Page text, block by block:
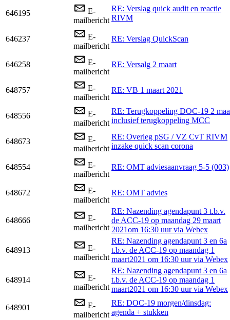
646195
E-
mailbericht
RE: Verslag quick audit en reactie
RIVM
646237
E-
mailbericht
RE: Verslag QuickScan
646258
E-
mailbericht
RE: Versalg 2 maart
648757
E-
mailbericht
RE: VB 1 maart 2021
648556
E-
mailbericht
RE: Terugkoppeling DOC-19 2
inclusief terugkoppeling MCC
648673
E-
mailbericht
RE: Overleg pSG / VZ CvT RIVM
inzake quick scan corona
648554
E-
mailbericht
RE: OMT adviesaanvraag 5-5 (003)
648672
E-
mailbericht
RE: OMT advies
648666
E-
mailbericht
RE: Nazending agendapunt 3 t.b.v.
de ACC-19 op maandag 29 maart
2021om 16:30 uur via Webex
648913
E-
mailbericht
RE: Nazending agendapunt 3 en 6a
t.b.v. de ACC-19 op maandag 1
maart2021 om 16:30 uur via Webex
648914
E-
mailbericht
RE: Nazending agendapunt 3 en 6a
t.b.v. de ACC-19 op maandag 1
maart2021 om 16:30 uur via Webex
648901
E-
mailbericht
RE: DOC-19 morgen/dinsdag:
agenda + stukken